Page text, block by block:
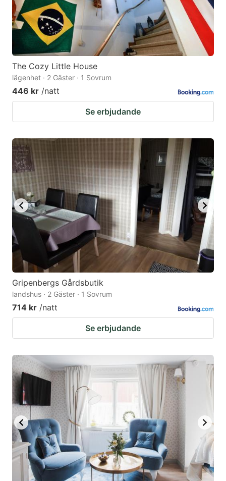
The Cozy Little House
lägenhet · 2 Gäster · 1 Sovrum
446 kr /natt
Se erbjudande
Gripenbergs Gårdsbutik
landshus · 2 Gäster · 1 Sovrum
714 kr /natt
Se erbjudande